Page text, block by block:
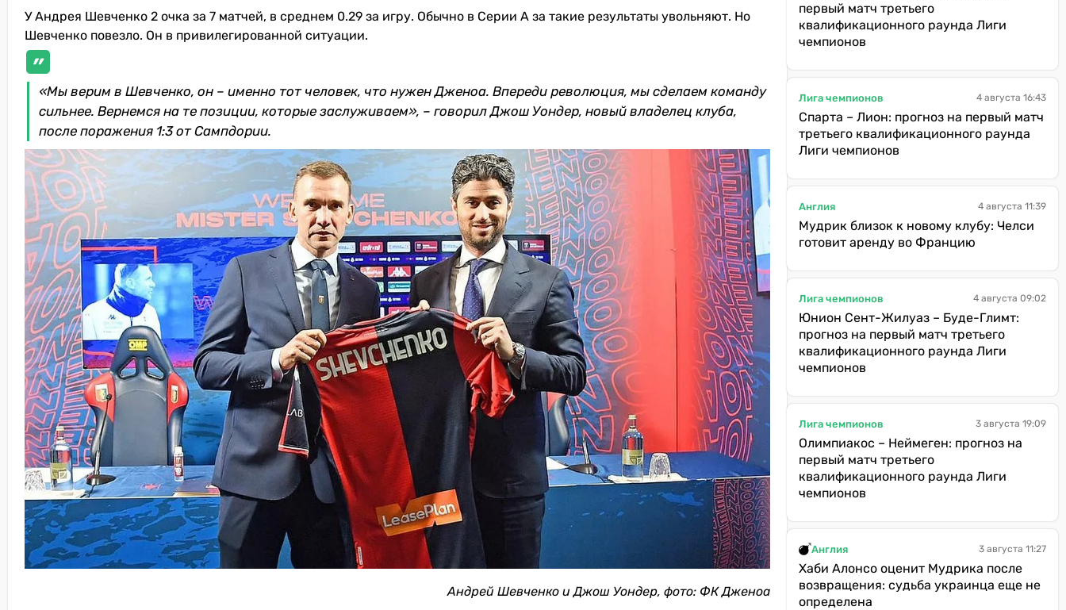
У Андрея Шевченко 2 очка за 7 матчей, в среднем 0.29 за игру. Обычно в Серии А за такие результаты увольняют. Но
Шевченко повезло. Он в привилегированной ситуации.
«Мы верим в Шевченко, он – именно тот человек, что нужен Дженоа. Впереди революция, мы сделаем команду
сильнее. Вернемся на те позиции, которые заслуживаем», – говорил Джош Уондер, новый владелец клуба,
после поражения 1:3 от Сампдории.
Андрей Шевченко и Джош Уондер, фото: ФК Дженоа
первый матч третьего
квалификационного раунда Лиги
чемпионов
Лига чемпионов 4 августа 16:43
Спарта – Лион: прогноз на первый матч
третьего квалификационного раунда
Лиги чемпионов
Англия 4 августа 11:39
Мудрик близок к новому клубу: Челси
готовит аренду во Францию
Лига чемпионов 4 августа 09:02
Юнион Сент-Жилуаз – Буде-Глимт:
прогноз на первый матч третьего
квалификационного раунда Лиги
чемпионов
Лига чемпионов 3 августа 19:09
Олимпиакос – Неймеген: прогноз на
первый матч третьего
квалификационного раунда Лиги
чемпионов
Англия 3 августа 11:27
Хаби Алонсо оценит Мудрика после
возвращения: судьба украинца еще не
определена